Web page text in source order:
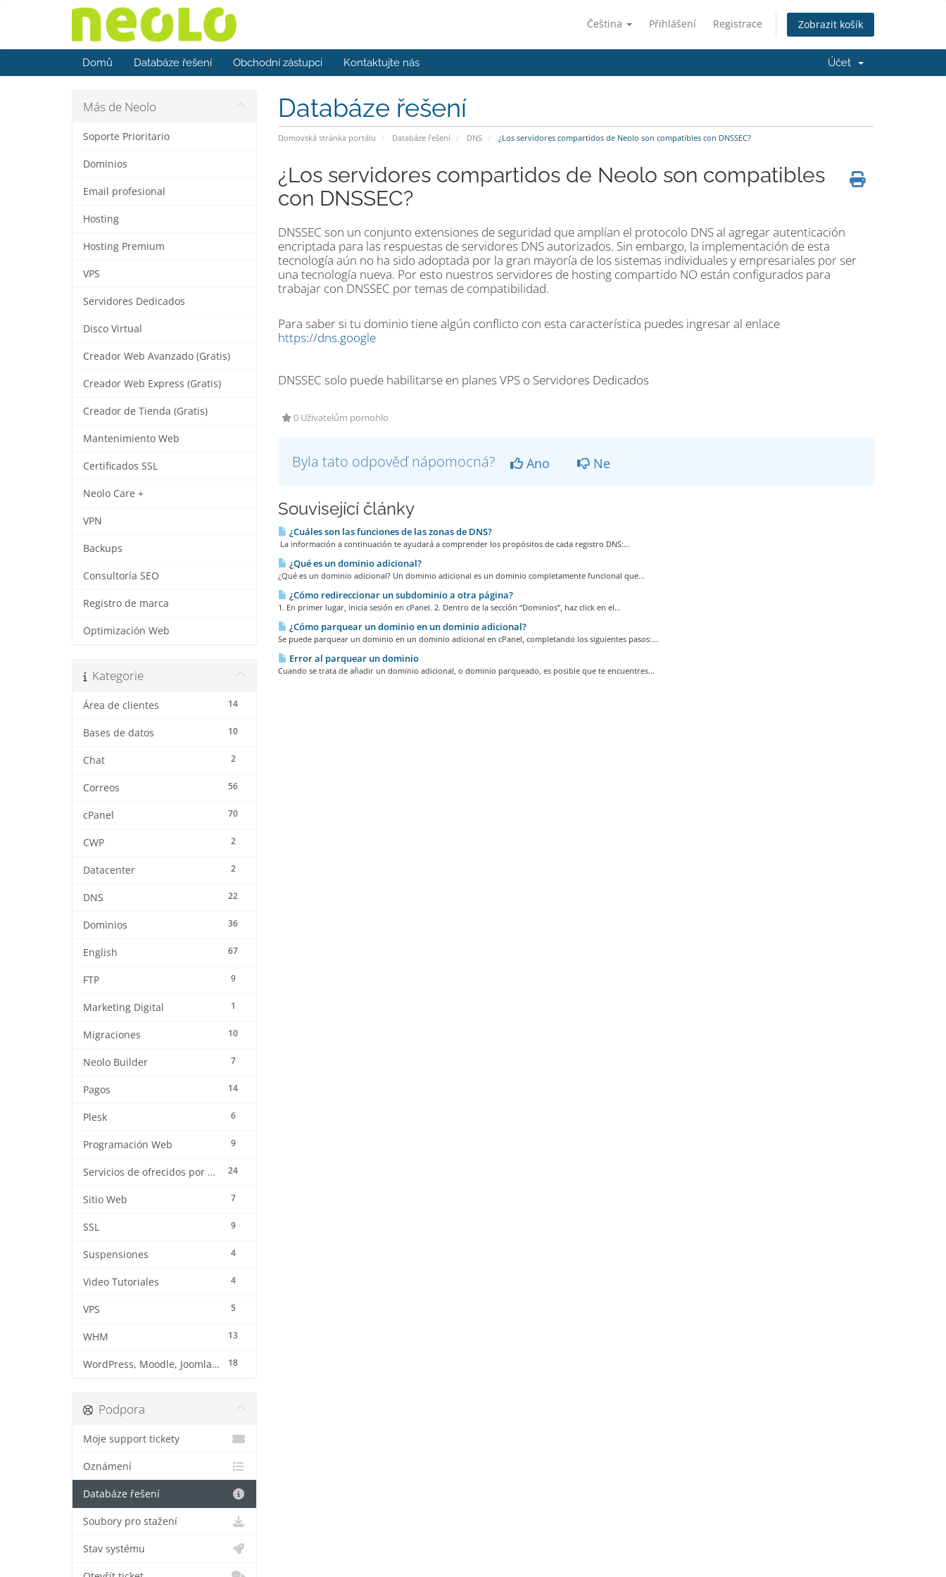
Čeština Přihlášení Registrace Zobrazit košík
Domů Databáze řešení Obchodní zástupci Kontaktujte nás Účet
Databáze řešení
Domovská stránka portálu Databáze řešení DNS ¿Los servidores compartidos de Neolo son compatibles con DNSSEC?
Más de Neolo
Soporte Prioritario
Dominios
Email profesional
Hosting
Hosting Premium
VPS
Servidores Dedicados
Disco Virtual
Creador Web Avanzado (Gratis)
Creador Web Express (Gratis)
Creador de Tienda (Gratis)
Mantenimiento Web
Certificados SSL
Neolo Care +
VPN
Backups
Consultoría SEO
Registro de marca
Optimización Web
Kategorie
14
Área de clientes
10
Bases de datos
2
Chat
56
Correos
70
cPanel
2
CWP
2
Datacenter
22
DNS
36
Dominios
67
English
9
FTP
1
Marketing Digital
10
Migraciones
7
Neolo Builder
14
Pagos
6
Plesk
9
Programación Web
24
Servicios de ofrecidos por Neolo
7
Sitio Web
9
SSL
4
Suspensiones
4
Video Tutoriales
5
VPS
13
WHM
18
WordPress, Moodle, Joomla, Prestashop y otros CMS
¿Los servidores compartidos de Neolo son compatibles
con DNSSEC?
DNSSEC son un conjunto extensiones de seguridad que amplían el protocolo DNS al agregar autenticación
encriptada para las respuestas de servidores DNS autorizados. Sin embargo, la implementación de esta
tecnología aún no ha sido adoptada por la gran mayoría de los sistemas individuales y empresariales por ser
una tecnología nueva. Por esto nuestros servidores de hosting compartido NO están configurados para
trabajar con DNSSEC por temas de compatibilidad.
Para saber si tu dominio tiene algún conflicto con esta característica puedes ingresar al enlace
https://dns.google
DNSSEC solo puede habilitarse en planes VPS o Servidores Dedicados
0 Uživatelům pomohlo
Byla tato odpověď nápomocná? Ano Ne
Související články
¿Cuáles son las funciones de las zonas de DNS?
La información a continuación te ayudará a comprender los propósitos de cada registro DNS:...
¿Qué es un dominio adicional?
¿Qué es un dominio adicional? Un dominio adicional es un dominio completamente funcional que...
¿Cómo redireccionar un subdominio a otra página?
1. En primer lugar, inicia sesión en cPanel. 2. Dentro de la sección “Dominios”, haz click en el...
¿Cómo parquear un dominio en un dominio adicional?
Se puede parquear un dominio en un dominio adicional en cPanel, completando los siguientes pasos:...
Error al parquear un dominio
Cuando se trata de añadir un dominio adicional, o dominio parqueado, es posible que te encuentres...
Podpora
Moje support tickety
Oznámení
Databáze řešení
Soubory pro stažení
Stav systému